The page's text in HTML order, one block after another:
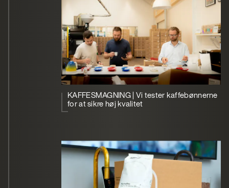
KAFFESMAGNING | Vi tester kaffebønnerne
for at sikre høj kvalitet